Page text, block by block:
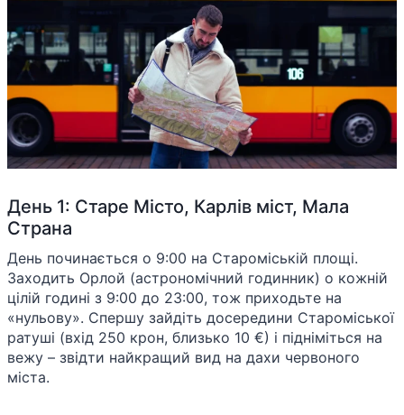
День 1: Старе Місто, Карлів міст, Мала
Страна
День починається о 9:00 на Староміській площі.
Заходить Орлой (астрономічний годинник) о кожній
цілій годині з 9:00 до 23:00, тож приходьте на
«нульову». Спершу зайдіть досередини Староміської
ратуші (вхід 250 крон, близько 10 €) і підніміться на
вежу – звідти найкращий вид на дахи червоного
міста.